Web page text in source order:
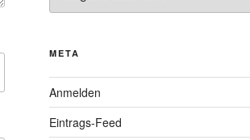
META
Anmelden
Eintrags-Feed